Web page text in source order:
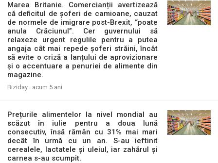
Marea Britanie. Comercianții avertizează
că deficitul de șoferi de camioane, cauzat
de normele de imigrare post-Brexit, “poate
anula Crăciunul”. Cer guvernului să
relaxeze urgent regulile pentru a putea
angaja cât mai repede șoferi străini, încât
să evite o criză a lanțului de aprovizionare
și o accentuare a penuriei de alimente din
magazine.
Biziday · acum 5 ani
Prețurile alimentelor la nivel mondial au
scăzut în iulie pentru a doua lună
consecutiv, însă rămân cu 31% mai mari
decât în urmă cu un an. S-au ieftinit
cerealele, lactatele și uleiul, iar zahărul și
carnea s-au scumpit.